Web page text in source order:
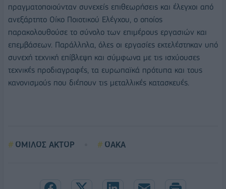
πραγματοποιούνταν συνεχείς επιθεωρήσεις και έλεγχοι από
ανεξάρτητο Οίκο Ποιοτικού Ελέγχου, ο οποίος
παρακολουθούσε το σύνολο των επιμέρους εργασιών και
επεμβάσεων. Παράλληλα, όλες οι εργασίες εκτελέστηκαν υπό
συνεχή τεχνική επίβλεψη και σύμφωνα με τις ισχύουσες
τεχνικές προδιαγραφές, τα ευρωπαϊκά πρότυπα και τους
κανονισμούς που διέπουν τις μεταλλικές κατασκευές.
ΟΜΙΛΟΣ ΑΚΤΟΡ ΟΑΚΑ